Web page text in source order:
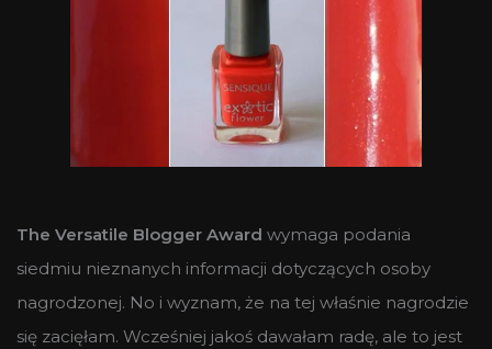
The Versatile Blogger Award wymaga podania
siedmiu nieznanych informacji dotyczących osoby
nagrodzonej. No i wyznam, że na tej właśnie nagrodzie
się zacięłam. Wcześniej jakoś dawałam radę, ale to jest